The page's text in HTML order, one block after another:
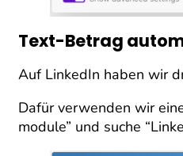
Text-Betrag
Auf LinkedIn haben wir
Dafür verwenden wir
module” und suche